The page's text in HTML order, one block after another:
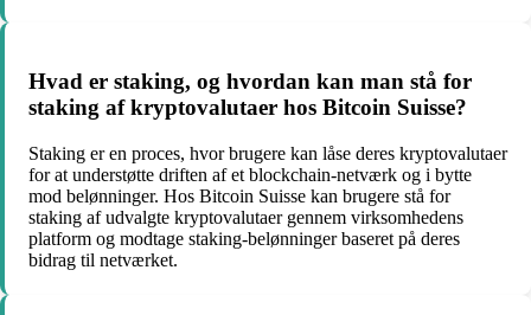
Hvad er staking, og hvordan kan man stå for
staking af kryptovalutaer hos Bitcoin Suisse?
Staking er en proces, hvor brugere kan låse deres kryptovalutaer
for at understøtte driften af et blockchain-netværk og i bytte
mod belønninger. Hos Bitcoin Suisse kan brugere stå for
staking af udvalgte kryptovalutaer gennem virksomhedens
platform og modtage staking-belønninger baseret på deres
bidrag til netværket.